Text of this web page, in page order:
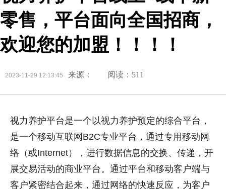
零售，平台面向全国招商，
欢迎您的加盟！！！！
2023-11-29 12:13:45 来源： 阅读：511
视力养护平台是一个以视力养护预定的综合平台，
是一个移动互联网B2C专业平台，通过专用移动网
络（或Internet），进行数据信息的交换、传递，开
展交易活动的商业平台。通过平台和移动客户端与
客户紧密结合起来，通过网络的快速反应，为客户